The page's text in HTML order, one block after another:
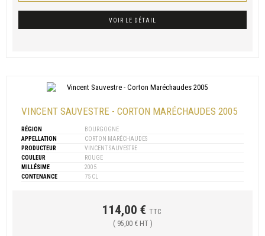
VOIR LE DÉTAIL
VINCENT SAUVESTRE - CORTON MARÉCHAUDES 2005
RÉGION
BOURGOGNE
APPELLATION
CORTON MARÉCHAUDES
PRODUCTEUR
VINCENT SAUVESTRE
COULEUR
ROUGE
MILLÉSIME
2005
CONTENANCE
75 CL
114,00 € TTC
( 95,00 € HT )